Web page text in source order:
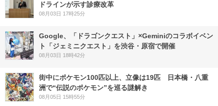
ドラインが示す診療改革
08月03日 17時25分
Google、「ドラゴンクエスト」×Geminiのコラボイベン
ト「ジェミニクエスト」を渋谷・原宿で開催
08月03日 18時42分
街中にポケモン100匹以上、立像は19匹 日本橋・八重
洲で“伝説のポケモン”を巡る謎解き
08月05日 15時55分